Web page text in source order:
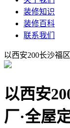
装修知识
装修百科
联系我们
以西安200长沙福
以西安
厂·全屋